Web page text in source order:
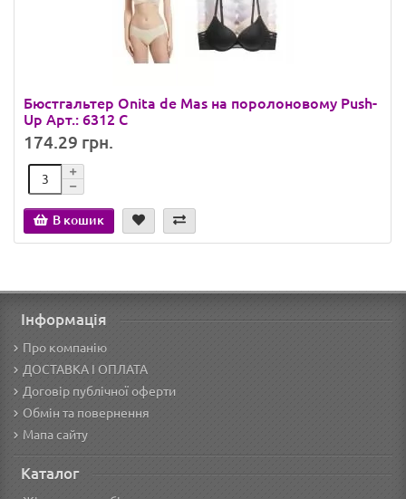
Бюстгальтер Onita de Mas на поролоновому Push-
Up Арт.: 6312 C
174.29 грн.
В кошик
Інформація
Про компанію
ДОСТАВКА І ОПЛАТА
Договір публічної оферти
Обмін та повернення
Мапа сайту
Каталог